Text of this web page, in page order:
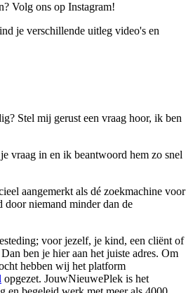
Volg ons op Instagram!
je verschillende uitleg video's en
Stel mij gerust een vraag hoor, ik ben
vraag in en ik beantwoord hem zo snel
aangemerkt als dé zoekmachine voor
door niemand minder dan de
voor jezelf, je kind, een cliënt of
ben je hier aan het juiste adres. Om
hebben wij het platform
opgezet. JouwNieuwePlek is het